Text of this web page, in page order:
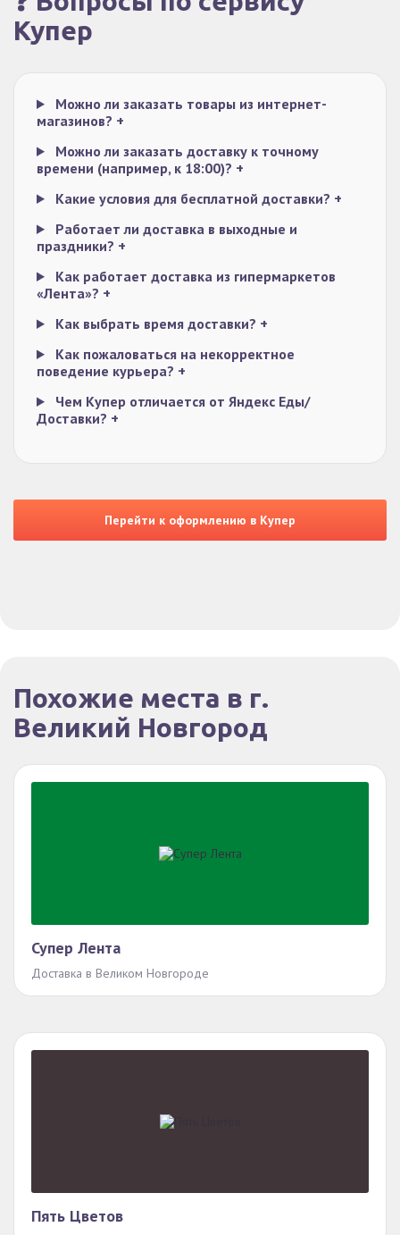
Купер
Можно ли заказать товары из интернет-
магазинов? +
Можно ли заказать доставку к точному
времени (например, к 18:00)? +
Какие условия для бесплатной доставки? +
Работает ли доставка в выходные и
праздники? +
Как работает доставка из гипермаркетов
«Лента»? +
Как выбрать время доставки? +
Как пожаловаться на некорректное
поведение курьера? +
Чем Купер отличается от Яндекс Еды/
Доставки? +
Перейти к оформлению в Купер
Похожие места в г.
Великий Новгород
Супер Лента
Доставка в Великом Новгороде
Пять Цветов